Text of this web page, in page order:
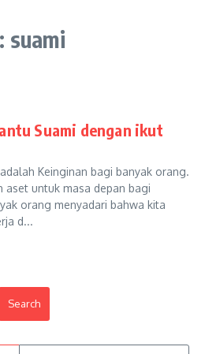
suami
Suami dengan ikut
Keinginan bagi banyak orang.
aset untuk masa depan bagi
orang menyadari bahwa kita
d...
Search